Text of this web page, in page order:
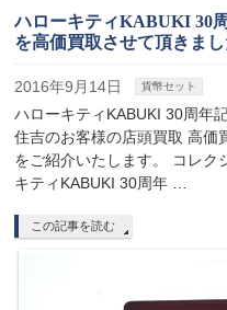
ハローキティKABUKI 30
を高価買取させて頂きま
2016年9月14日 貨幣セット
ハローキティKABUKI 30周年
住吉のお客様の店頭買取 高価
をご紹介いたします。 コレク
キティKABUKI 30周年 …
この記事を読む